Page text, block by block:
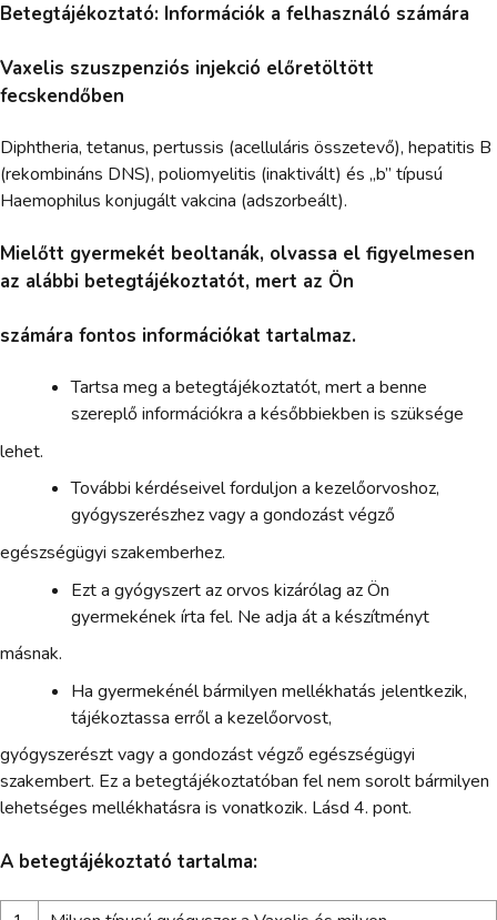
Betegtájékoztató: Információk a felhasználó számára
Vaxelis szuszpenziós injekció előretöltött
fecskendőben
Diphtheria, tetanus, pertussis (acelluláris összetevő), hepatitis B
(rekombináns DNS), poliomyelitis (inaktivált) és „b” típusú
Haemophilus konjugált vakcina (adszorbeált).
Mielőtt gyermekét beoltanák, olvassa el figyelmesen
az alábbi betegtájékoztatót, mert az Ön
számára fontos információkat tartalmaz.
Tartsa meg a betegtájékoztatót, mert a benne
szereplő információkra a későbbiekben is szüksége
lehet.
További kérdéseivel forduljon a kezelőorvoshoz,
gyógyszerészhez vagy a gondozást végző
egészségügyi szakemberhez.
Ezt a gyógyszert az orvos kizárólag az Ön
gyermekének írta fel. Ne adja át a készítményt
másnak.
Ha gyermekénél bármilyen mellékhatás jelentkezik,
tájékoztassa erről a kezelőorvost,
gyógyszerészt vagy a gondozást végző egészségügyi
szakembert. Ez a betegtájékoztatóban fel nem sorolt bármilyen
lehetséges mellékhatásra is vonatkozik. Lásd 4. pont.
A betegtájékoztató tartalma: